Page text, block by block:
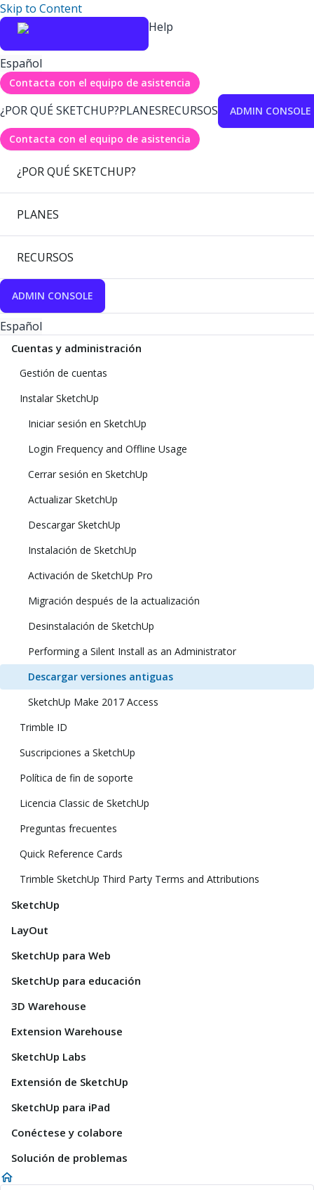
Skip to Content
Help
Español
Contacta con el equipo de asistencia
¿POR QUÉ SKETCHUP?PLANESRECURSOS ADMIN CONSOLE
Contacta con el equipo de asistencia
¿POR QUÉ SKETCHUP?
PLANES
RECURSOS
ADMIN CONSOLE
Español
Cuentas y administración
Gestión de cuentas
Instalar SketchUp
Iniciar sesión en SketchUp
Login Frequency and Offline Usage
Cerrar sesión en SketchUp
Actualizar SketchUp
Descargar SketchUp
Instalación de SketchUp
Activación de SketchUp Pro
Migración después de la actualización
Desinstalación de SketchUp
Performing a Silent Install as an Administrator
Descargar versiones antiguas
SketchUp Make 2017 Access
Trimble ID
Suscripciones a SketchUp
Política de fin de soporte
Licencia Classic de SketchUp
Preguntas frecuentes
Quick Reference Cards
Trimble SketchUp Third Party Terms and Attributions
SketchUp
LayOut
SketchUp para Web
SketchUp para educación
3D Warehouse
Extension Warehouse
SketchUp Labs
Extensión de SketchUp
SketchUp para iPad
Conéctese y colabore
Solución de problemas